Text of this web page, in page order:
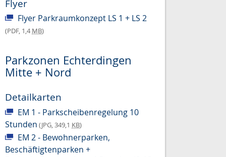
Flyer
Flyer Parkraumkonzept LS 1 + LS 2
(PDF, 1,4MB)
Parkzonen Echterdingen
Mitte + Nord
Detailkarten
EM 1 - Parkscheibenregelung 10
Stunden (JPG, 349,1 KB)
EM 2 - Bewohnerparken,
Beschäftigtenparken +